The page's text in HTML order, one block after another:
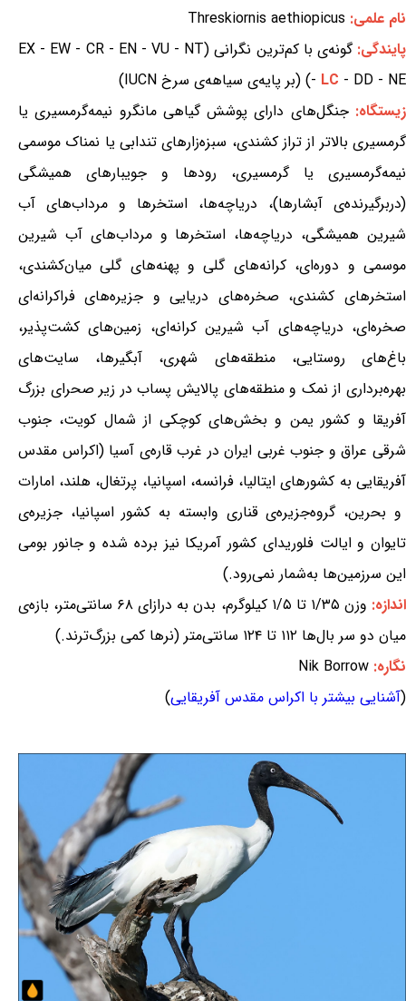
نام علمی: Threskiornis aethiopicus
پایندگی:
گونه‌ی با کم‌ترین نگرانی (EX - EW - CR - EN - VU - NT
- LC - DD - NE) (بر پایه‌ی سیاهه‌ی سرخ IUCN)
زیستگاه:جنگل‌های دارای پوشش گیاهی مانگرو نیمه‌گرمسیری یا
گرمسیری بالاتر از تراز کشندی، سبزه‌زارهای تندابی یا نمناک موسمی
نیمه‌گرمسیری یا گرمسیری، رودها و جویبارهای همیشگی
(دربرگیرنده‌ی آبشارها)، دریاچه‌ها، استخرها و مرداب‌های آب
شیرین همیشگی، دریاچه‌ها، استخرها و مرداب‌های آب شیرین
موسمی و دوره‌ای، کرانه‌های گلی و پهنه‌های گلی میان‌کشندی،
استخرهای کشندی، صخره‌های دریایی و جزیره‌های فراکرانه‌ای
صخره‌ای، دریاچه‌های آب شیرین کرانه‌ای، زمین‌های کشت‌پذیر،
باغ‌های روستایی، منطقه‌های شهری، آبگیرها، سایت‌های
بهره‌برداری از نمک و منطقه‌های پالایش پساب در زیر صحرای بزرگ
آفریقا و کشور یمن و بخش‌های کوچکی از شمال کویت، جنوب
شرقی عراق و جنوب غربی ایران در غرب قاره‌ی آسیا (اکراس مقدس
آفریقایی به کشورهای ایتالیا، فرانسه، اسپانیا، پرتغال، هلند، امارات
و بحرین، گروه‌جزیره‌ی قناری وابسته به کشور اسپانیا، جزیره‌ی
تایوان و ایالت فلوریدای کشور آمریکا نیز برده شده و جانور بومی
این سرزمین‌ها به‌شمار نمی‌رود.)
اندازه:
وزن ۱/۳۵ تا ۱/۵ کیلوگرم، بدن به درازای ۶۸ سانتی‌متر، بازه‌ی
میان دو سر بال‌ها ۱۱۲ تا ۱۲۴ سانتی‌متر (نرها کمی بزرگ‌ترند.)
نگاره: Nik Borrow
(آشنایی بیشتر با اکراس مقدس آفریقایی)